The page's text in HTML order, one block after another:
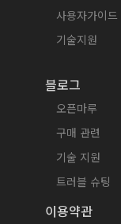
사용자가이드
기술지원
블로그
오픈마루
구매 관련
기술 지원
트러블 슈팅
이용약관